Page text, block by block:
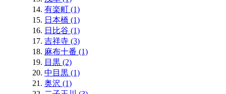
有楽町 (1)
日本橋 (1)
日比谷 (1)
吉祥寺 (3)
麻布十番 (1)
目黒 (2)
中目黒 (1)
奥沢 (1)